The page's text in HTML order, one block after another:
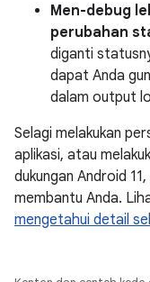
Men-debug
perubahan
diganti
dapat Anda
dalam output
Selagi melakukan
aplikasi, atau
dukungan Android
membantu Anda.
mengetahui detail